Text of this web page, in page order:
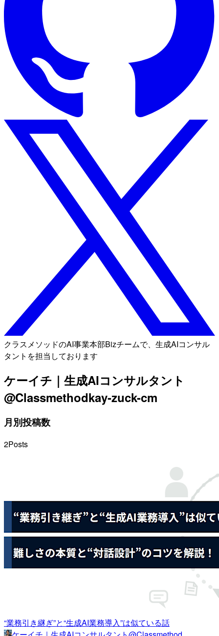
クラスメソッドのAI事業本部Bizチームで、生成AIコンサル
タントを担当しております
ケーイチ｜生成AIコンサルタント
@Classmethodkay-zuck-cm
月別投稿数
2Posts
“業務引き継ぎ”と“生成AI業務導入”は似ている話